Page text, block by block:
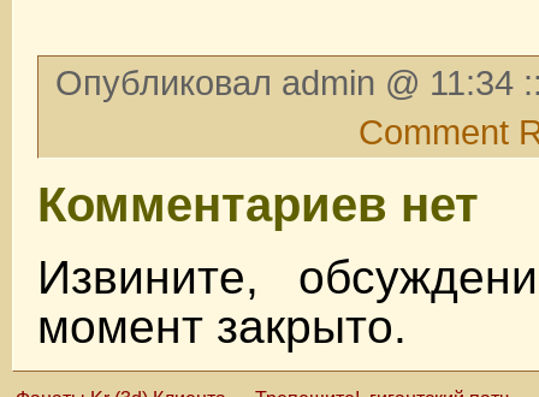
Опубликовал admin @ 11:34
Comment
Комментариев нет
Извините,
момент закрыто.